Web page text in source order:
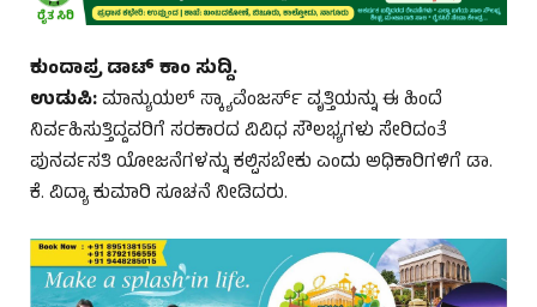
ಕುಂದಾಪ್ರ ಡಾಟ್ ಕಾಂ ಸುದ್ದಿ.
ಉಡುಪಿ:ಮಾನ್ಯುಯಲ್ ಸ್ಕ್ಯಾವೆಂಜರ್ಸ್ ವೃತ್ತಿಯನ್ನು ಈ ಹಿಂದೆ
ನಿರ್ವಹಿಸುತ್ತಿದ್ದವರಿಗೆ ಸರಕಾರದ ವಿವಿಧ ಸೌಲಭ್ಯಗಳು ಸೇರಿದಂತೆ
ಪುನರ್ವಸತಿ ಯೋಜನೆಗಳನ್ನು ಕಲ್ಪಿಸಬೇಕು ಎಂದು ಅಧಿಕಾರಿಗಳಿಗೆ ಡಾ.
ಕೆ. ವಿದ್ಯಾ ಕುಮಾರಿ ಸೂಚನೆ ನೀಡಿದರು.